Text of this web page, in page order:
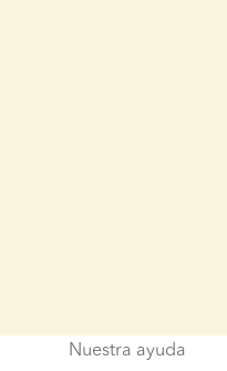
Nuestra ayuda